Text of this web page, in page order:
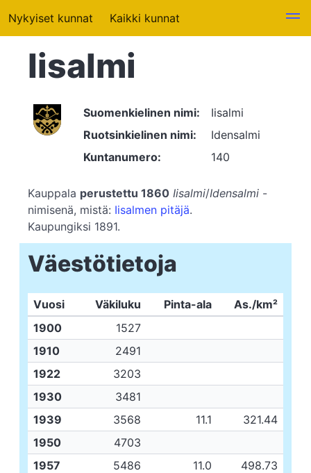
Nykyiset kunnat Kaikki kunnat
Iisalmi
Suomenkielinen nimi:
Iisalmi
Ruotsinkielinen nimi:
Idensalmi
Kuntanumero:
140
Kauppala perustettu 1860 Iisalmi/Idensalmi -
nimisenä, mistä: Iisalmen pitäjä.
Kaupungiksi 1891.
Väestötietoja
Vuosi Väkiluku Pinta-ala
As./km²
1900
1527
1910
2491
1922
3203
1930
3481
1939
3568 11.1
321.44
1950
4703
1957
5486 11.0
498.73